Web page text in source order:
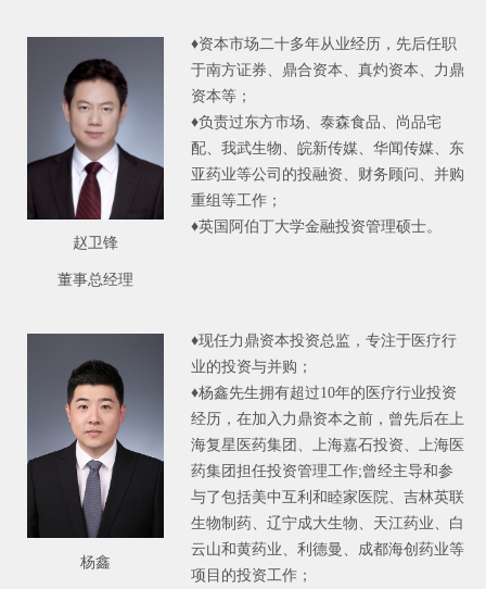
赵卫锋
董事总经理
♦资本市场二十多年从业经历，先后任职
于南方证券、鼎合资本、真灼资本、力鼎
资本等；
♦负责过东方市场、泰森食品、尚品宅
配、我武生物、皖新传媒、华闻传媒、东
亚药业等公司的投融资、财务顾问、并购
重组等工作；
♦英国阿伯丁大学金融投资管理硕士。
杨鑫
♦现任力鼎资本投资总监，专注于医疗行
业的投资与并购；
♦杨鑫先生拥有超过10年的医疗行业投资
经历，在加入力鼎资本之前，曾先后在上
海复星医药集团、上海嘉石投资、上海医
药集团担任投资管理工作;曾经主导和参
与了包括美中互利和睦家医院、吉林英联
生物制药、辽宁成大生物、天江药业、白
云山和黄药业、利德曼、成都海创药业等
项目的投资工作；